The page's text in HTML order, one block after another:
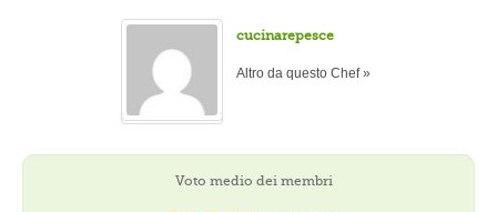
cucinarepesce
Altro da questo Chef »
Voto medio dei membri